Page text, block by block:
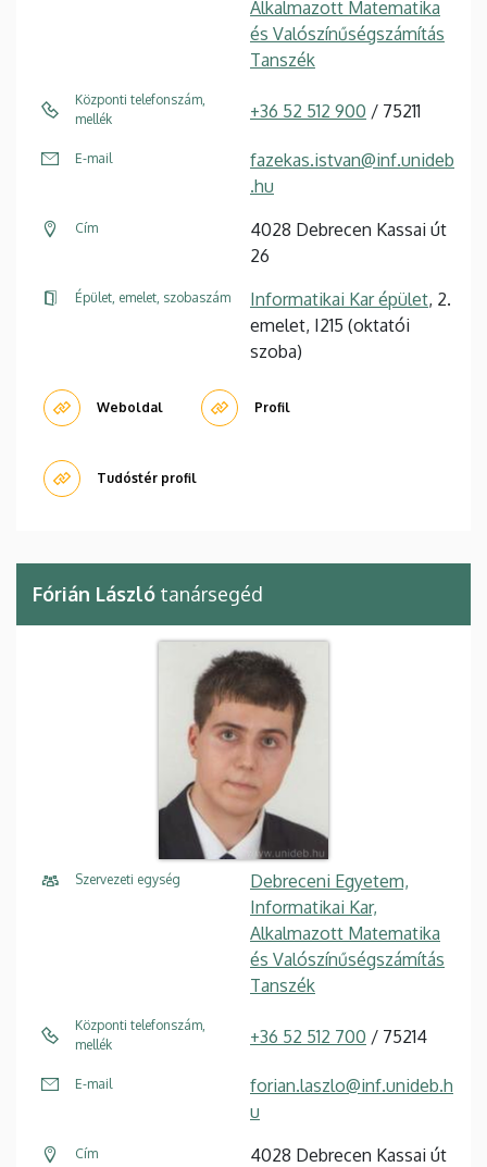
Alkalmazott Matematika
és Valószínűségszámítás
Tanszék
Központi telefonszám,
mellék
+36 52 512 900 / 75211
E-mail
fazekas.istvan@inf.unideb
.hu
Cím
4028 Debrecen Kassai út
26
Épület, emelet, szobaszám Informatikai Kar épület, 2.
emelet, I215 (oktatói
szoba)
Weboldal Profil
Tudóstér profil
Fórián László tanársegéd
Szervezeti egység
Debreceni Egyetem,
Informatikai Kar,
Alkalmazott Matematika
és Valószínűségszámítás
Tanszék
Központi telefonszám,
mellék
+36 52 512 700 / 75214
E-mail
forian.laszlo@inf.unideb.h
u
Cím
4028 Debrecen Kassai út